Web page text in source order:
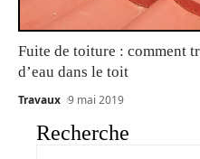
Fuite de toiture : comment
d’eau dans le toit
Travaux 9 mai 2019
Recherche